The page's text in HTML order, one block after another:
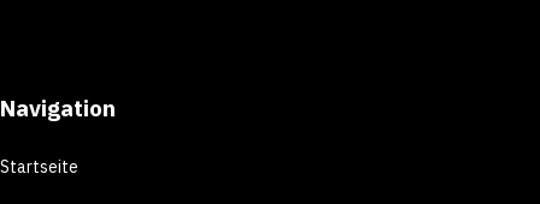
Navigation
Startseite